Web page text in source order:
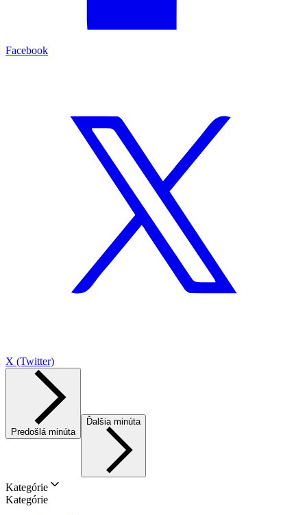
Facebook
X (Twitter)
Predošlá minúta
Ďalšia minúta
Kategórie
Kategórie